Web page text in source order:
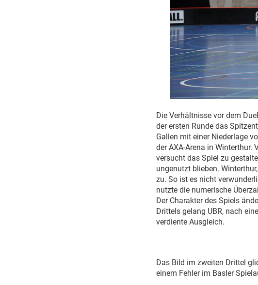
Die Verhältnisse vor dem
der ersten Runde das
Gallen mit einer Niederlage
der AXA-Arena in Winterthur.
versucht das Spiel zu
ungenutzt blieben.
zu. So ist es nicht
nutzte die numerische
Der Charakter des Spiels
Drittels gelang UBR, nach
verdiente Ausgleich.
Das Bild im zweiten Drittel
einem Fehler im Basler